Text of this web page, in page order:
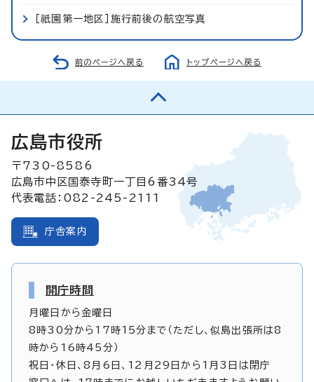
［祇園第一地区］施行前後の航空写真
前のページへ戻る トップページへ戻る
広島市役所
〒730-8586
広島市中区国泰寺町一丁目6番34号
代表電話：082-245-2111
庁舎案内
開庁時間
月曜日から金曜日
8時30分から17時15分まで（ただし、似島出張所は8
時から16時45分）
祝日・休日、8月6日、12月29日から1月3日は閉庁